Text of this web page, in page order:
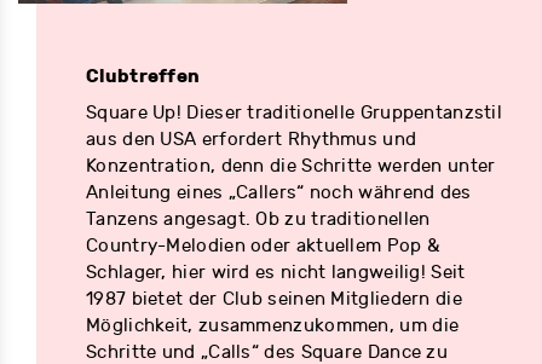
Clubtreffen
Square Up! Dieser traditionelle Gruppentanzstil
aus den USA erfordert Rhythmus und
Konzentration, denn die Schritte werden unter
Anleitung eines „Callers“ noch während des
Tanzens angesagt. Ob zu traditionellen
Country-Melodien oder aktuellem Pop &
Schlager, hier wird es nicht langweilig! Seit
1987 bietet der Club seinen Mitgliedern die
Möglichkeit, zusammenzukommen, um die
Schritte und „Calls“ des Square Dance zu